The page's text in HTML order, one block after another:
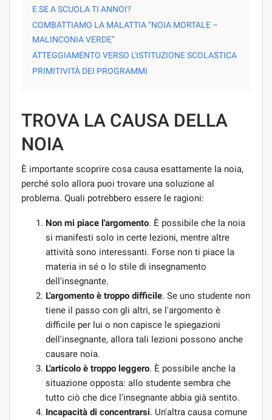
E SE A SCUOLA TI ANNOI?
COMBATTIAMO LA MALATTIA “NOIA MORTALE –
MALINCONIA VERDE”
ATTEGGIAMENTO VERSO L'ISTITUZIONE SCOLASTICA
PRIMITIVITÀ DEI PROGRAMMI
TROVA LA CAUSA DELLA
NOIA
È importante scoprire cosa causa esattamente la noia,
perché solo allora puoi trovare una soluzione al
problema. Quali potrebbero essere le ragioni:
Non mi piace l'argomento. È possibile che la noia
si manifesti solo in certe lezioni, mentre altre
attività sono interessanti. Forse non ti piace la
materia in sé o lo stile di insegnamento
dell'insegnante.
L'argomento è troppo difficile. Se uno studente non
tiene il passo con gli altri, se l'argomento è
difficile per lui o non capisce le spiegazioni
dell'insegnante, allora tali lezioni possono anche
causare noia.
L'articolo è troppo leggero. È possibile anche la
situazione opposta: allo studente sembra che
tutto ciò che dice l'insegnante abbia già sentito.
Incapacità di concentrarsi. Un'altra causa comune